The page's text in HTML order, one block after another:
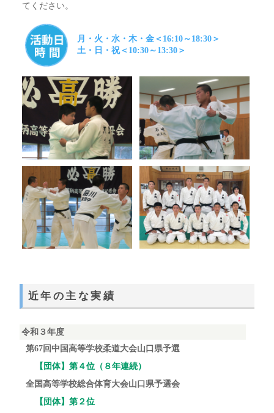
てください。
月・火・水・木・金＜16:10～18:30＞
土・日・祝＜10:30～13:30＞
近年の主な実績
令和３年度
第67回中国高等学校柔道大会山口県予選
【団体】第４位（８年連続）
全国高等学校総合体育大会山口県予選会
【団体】第２位